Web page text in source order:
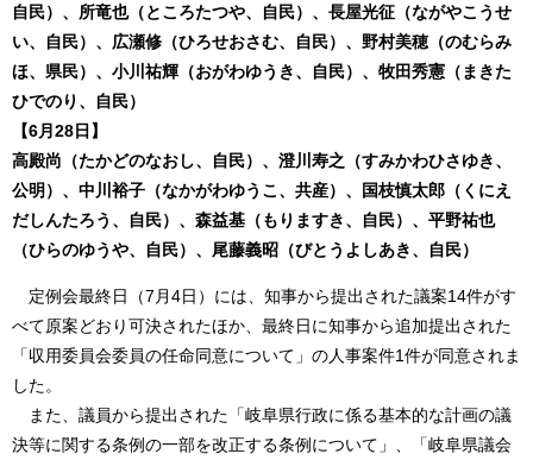
自民）、所竜也（ところたつや、自民）、長屋光征（ながやこうせ
い、自民）、広瀬修（ひろせおさむ、自民）、野村美穂（のむらみ
ほ、県民）、小川祐輝（おがわゆうき、自民）、牧田秀憲（まきた
ひでのり、自民）​
【6月28日】
高殿尚（たかどのなおし、自民）、澄川寿之（すみかわひさゆき、
公明）、中川裕子（なかがわゆうこ、共産）、国枝慎太郎（くにえ
だしんたろう、自民）、森益基（もりますき、自民）、平野祐也
（ひらのゆうや、自民）、尾藤義昭（びとうよしあき、自民）​
定例会最終日（7月4日）には、知事から提出された議案14件がす
べて原案どおり可決されたほか、最終日に知事から追加提出された
「収用委員会委員の任命同意について」の人事案件1件が同意されま
した。
また、議員から提出された「岐阜県行政に係る基本的な計画の議
決等に関する条例の一部を改正する条例について」、「岐阜県議会